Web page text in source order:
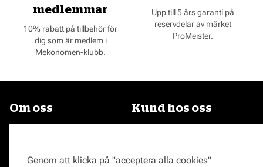
medlemmar
10% rabatt på tillbehör för
dig som är medlem i
Mekonomen-klubb.
Upp till 5 års garanti på
reservdelar av märket
ProMeister.
Om oss
Press
Kund hos oss
Bilverkstad
Genom att klicka på "acceptera alla cookies"